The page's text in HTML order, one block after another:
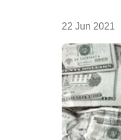
22 Jun 2021